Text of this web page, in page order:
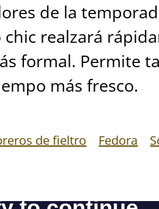
de la
realzará
formal. Permite
más fresco.
de fieltro Fedora